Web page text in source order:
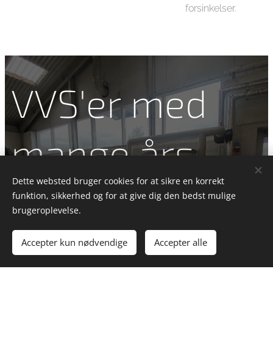
forsinkelser.
VVS'er med
mange års
erfaring
Ulsted VVS og Blik
Dette websted bruger cookies for at sikre en korrekt
funktion, sikkerhed og for at give dig den bedst mulige
brugeroplevelse.
Accepter kun nødvendige Accepter alle